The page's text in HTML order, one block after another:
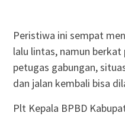
Peristiwa ini sempat
lalu lintas, namun
petugas gabungan,
dan jalan kembali bisa
Plt Kepala BPBD